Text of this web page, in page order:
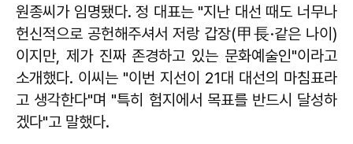
원종씨가 임명됐다. 정 대표는 "지난 대선 때도 너무나
헌신적으로 공헌해주셔서 저랑 갑장(甲長·같은 나이)
이지만, 제가 진짜 존경하고 있는 문화예술인"이라고
소개했다. 이씨는 "이번 지선이 21대 대선의 마침표라
고 생각한다"며 "특히 험지에서 목표를 반드시 달성하
겠다"고 말했다.